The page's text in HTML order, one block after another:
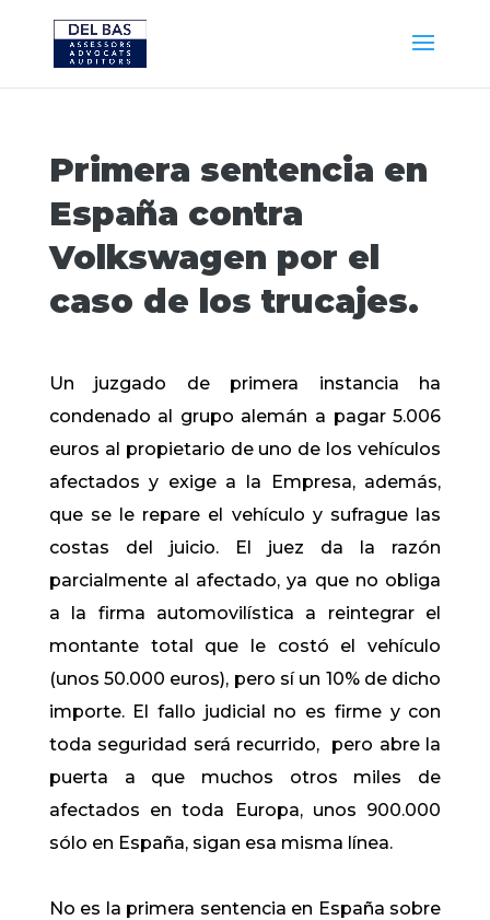
Primera sentencia en
España contra
Volkswagen por el
caso de los trucajes.
Un juzgado de primera instancia ha
condenado al grupo alemán a pagar 5.006
euros al propietario de uno de los vehículos
afectados y exige a la Empresa, además,
que se le repare el vehículo y sufrague las
costas del juicio. El juez da la razón
parcialmente al afectado, ya que no obliga
a la firma automovilística a reintegrar el
montante total que le costó el vehículo
(unos 50.000 euros), pero sí un 10% de dicho
importe. El fallo judicial no es firme y con
toda seguridad será recurrido, pero abre la
puerta a que muchos otros miles de
afectados en toda Europa, unos 900.000
sólo en España, sigan esa misma línea.
No es la primera sentencia en España sobre